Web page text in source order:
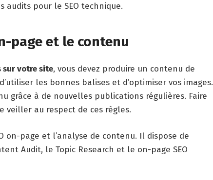
audits pour le SEO technique.
page et le contenu
votre site, vous devez produire un contenu de
les bonnes balises et d’optimiser vos images.
grâce à de nouvelles publications régulières. Faire
veiller au respect de ces règles.
on-page et l’analyse de contenu. Il dispose de
Audit, le Topic Research et le on-page SEO